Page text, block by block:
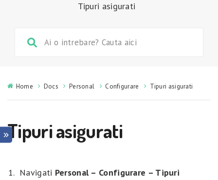
Tipuri asigurati
Home Docs Personal Configurare Tipuri asigurati
Tipuri asigurati
Navigati Personal – Configurare – Tipuri